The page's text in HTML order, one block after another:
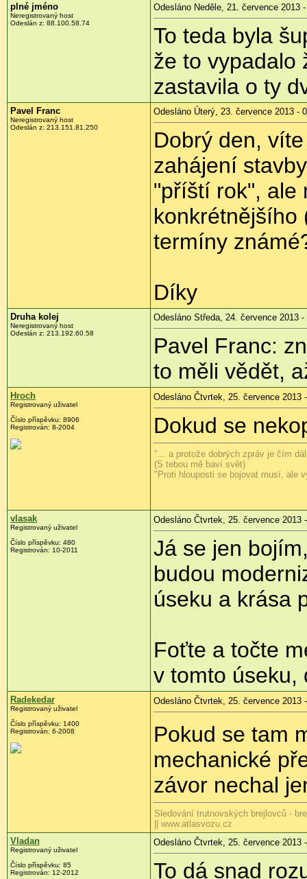
plné jméno
Neregistrovaný host
Odeslán z: 88.100.58.74
Odesláno Neděle, 21. července 2013
To teda byla
že to vypadalo
zastavila o ty
Pavel Franc
Neregistrovaný host
Odeslán z: 213.151.81.250
Odesláno Úterý, 23. července 2013 -
Dobrý den,
zahájení
"příští rok", ale
konkrétnějšího
termíny
Díky
Druha kolej
Neregistrovaný host
Odeslán z: 213.192.60.58
Odesláno Středa, 24. července 2013 -
Pavel Franc:
to měli vědět,
Hroch
Registrovaný uživatel
Číslo příspěvku: 8906
Registrován: 8-2004
Odesláno Čtvrtek, 25. července 2013
Dokud se
"... a protože dobrých zpráv je čím
(S tebou mě baví svět)
"Proti hlouposti se bojovat musí, ale
vlasak
Registrovaný uživatel
Číslo příspěvku: 480
Registrován: 10-2011
Odesláno Čtvrtek, 25. července 2013
Já se jen
budou
úseku a krása
Foťte a točte
v tomto úseku,
Radekedar
Registrovaný uživatel
Číslo příspěvku: 1400
Registrován: 6-2008
Odesláno Čtvrtek, 25. července 2013
Pokud se tam
mechanické
závor nechal
Sledování trutnovských brejlovců -
|| www.atlasvozu.cz
Vladan
Registrovaný uživatel
Číslo příspěvku: 85
Registrován: 12-2012
Odesláno Čtvrtek, 25. července 2013
To dá snad